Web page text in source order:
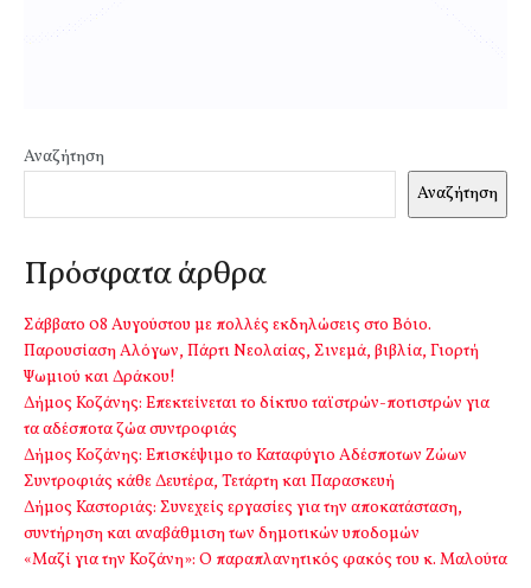
Αναζήτηση
Αναζήτηση
Πρόσφατα άρθρα
Σάββατο 08 Αυγούστου με πολλές εκδηλώσεις στο Βόιο.
Παρουσίαση Αλόγων, Πάρτι Νεολαίας, Σινεμά, βιβλία, Γιορτή
Ψωμιού και Δράκου!
Δήμος Κοζάνης: Επεκτείνεται το δίκτυο ταϊστρών-ποτιστρών για
τα αδέσποτα ζώα συντροφιάς
Δήμος Κοζάνης: Επισκέψιμο το Καταφύγιο Αδέσποτων Ζώων
Συντροφιάς κάθε Δευτέρα, Τετάρτη και Παρασκευή
Δήμος Καστοριάς: Συνεχείς εργασίες για την αποκατάσταση,
συντήρηση και αναβάθμιση των δημοτικών υποδομών
«Μαζί για την Κοζάνη»: Ο παραπλανητικός φακός του κ. Μαλούτα